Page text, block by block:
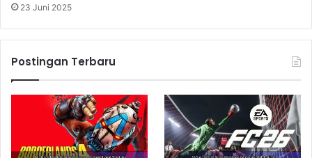
23 Juni 2025
Postingan Terbaru